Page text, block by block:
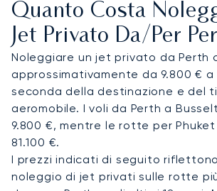
PER, trasferimenti con autista
direttamente al CBD di Perth, ai
alle località costiere. Gli elicotteri
di viaggio: Rottnest Island è a circa
volo invece della traversata in
Margaret River si raggiunge in
le oltre tre ore di auto.
Con due decenni di esperienza,
il primo broker di jet privati
certificazione Argus®, a
Quanto Costa
Jet Privato Da/per
Noleggiare un jet privato da Perth
approssimativamente da 9.800 € a
seconda della destinazione e del
aeromobile. I voli da Perth a
9.800 €, mentre le rotte per
81.100 €.
I prezzi indicati di seguito
noleggio di jet privati sulle rotte